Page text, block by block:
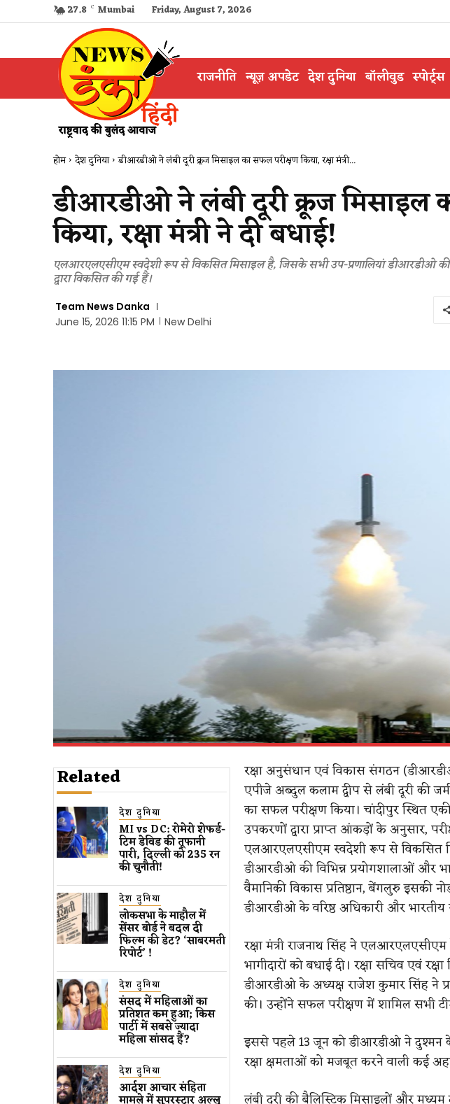
27.8 C Mumbai Friday, August 7, 2026
राजनीति न्यूज़ अपडेट देश दुनिया बॉलीवुड स्पोर्ट्स
होम देश दुनिया डीआरडीओ ने लंबी दूरी क्रूज मिसाइल का सफल परीक्षण किया, रक्षा मंत्री...
डीआरडीओ ने लंबी दूरी क्रूज मिसाइल
किया, रक्षा मंत्री ने दी बधाई!
एलआरएलएसीएम स्वदेशी रूप से विकसित मिसाइल है, जिसके सभी उप-प्रणालियां डीआरडीओ की
द्वारा विकसित की गई हैं।
Team News Danka
June 15, 2026 11:15 PM
New Delhi
Related
देश दुनिया
MI vs DC: रोमेरो शेफर्ड-
टिम डेविड की तूफानी
पारी, दिल्ली को 235 रन
की चुनौती!
देश दुनिया
लोकसभा के माहौल में
सेंसर बोर्ड ने बदल दी
फिल्म की डेट? ‘साबरमती
रिपोर्ट’ !
देश दुनिया
संसद में महिलाओं का
प्रतिशत कम ​हुआ​; किस
पार्टी में सबसे ज्यादा
महिला सांसद हैं?
देश दुनिया
आर्दश आचार संहिता
रक्षा अनुसंधान एवं विकास संगठन
एपीजे अब्दुल कलाम द्वीप से लंबी दूरी की
का सफल परीक्षण किया। चांदीपुर स्थित
उपकरणों द्वारा प्राप्त आंकड़ों के अनुसार,
एलआरएलएसीएम स्वदेशी रूप से विकसित
डीआरडीओ की विभिन्न प्रयोगशालाओं और
वैमानिकी विकास प्रतिष्ठान, बेंगलुरु इसकी
डीआरडीओ के वरिष्ठ अधिकारी और भारतीय
रक्षा मंत्री राजनाथ सिंह ने
भागीदारों को बधाई दी। रक्षा सचिव एवं
डीआरडीओ के अध्यक्ष राजेश कुमार सिंह ने
की। उन्होंने सफल परीक्षण में शामिल सभी
इससे पहले 13 जून को डीआरडीओ ने
रक्षा क्षमताओं को मजबूत करने वाली कई